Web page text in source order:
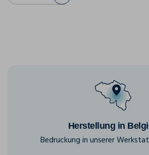
Herstellung in
Bedruckung in unserer